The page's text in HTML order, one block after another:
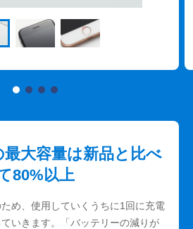
大容量は新品と比べ
80%以上
め、使用していくうちに1回に充電
いきます。「バッテリーの減りが